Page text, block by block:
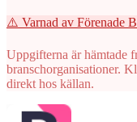
⚠️ Varnad av Förenade
Uppgifterna är hämtade
branschorganisationer.
direkt hos källan.